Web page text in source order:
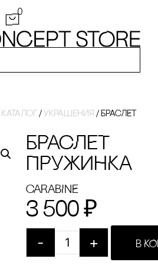
0
Каталог / украшения / БРАсЛЕТ
БРАсЛЕТ
ПРУЖИНКА
cARABINE
3 500 ₽
- + В